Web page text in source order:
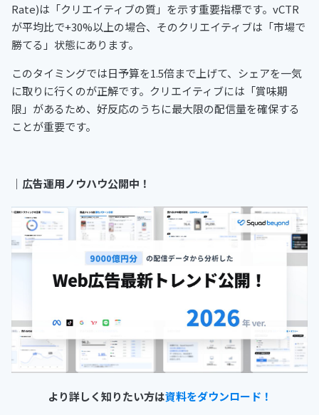
Rate)は「クリエイティブの質」を示す重要指標です。vCTR
が平均比で+30%以上の場合、そのクリエイティブは「市場で
勝てる」状態にあります。
このタイミングでは日予算を1.5倍まで上げて、シェアを一気
に取りに行くのが正解です。クリエイティブには「賞味期
限」があるため、好反応のうちに最大限の配信量を確保する
ことが重要です。
｜ 広告運用ノウハウ公開中！
より詳しく知りたい方は資料をダウンロード！